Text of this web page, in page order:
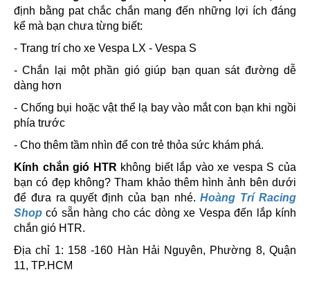
định bằng pat chắc chắn mang đến những lợi ích đáng
kể mà bạn chưa từng biết:
- Trang trí cho xe Vespa LX - Vespa S
- Chắn lại một phần gió giúp bạn quan sát đường dễ
dàng hơn
- Chống bụi hoặc vật thể lạ bay vào mắt con bạn khi ngồi
phía trước
- Cho thêm tầm nhìn để con trẻ thỏa sức khám phá.
Kính chắn gió HTR không biết lắp vào xe vespa S của
bạn có đẹp không? Tham khảo thêm hình ảnh bên dưới
để đưa ra quyết định của bạn nhé.Hoàng Trí Racing
Shop có sẵn hàng cho các dòng xe Vespa đến lắp kính
chắn gió HTR.
Địa chỉ 1: 158 -160 Hàn Hải Nguyên, Phường 8, Quận
11, TP.HCM